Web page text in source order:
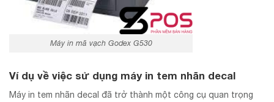
Máy in mã vạch Godex G530
Ví dụ về việc sử dụng máy in tem nhãn decal
Máy in tem nhãn decal đã trở thành một công cụ quan trọng